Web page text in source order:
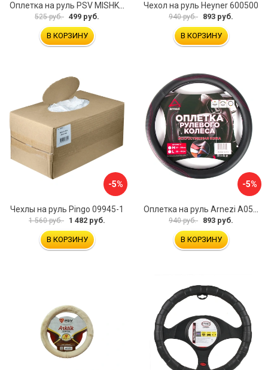
525 руб. 499 руб.
В КОРЗИНУ
Чехол на руль Heyner 600500
940 руб. 893 руб.
В КОРЗИНУ
-5%
Чехлы на руль Pingo 09945-1
1 560 руб. 1 482 руб.
В КОРЗИНУ
-5%
940 руб. 893 руб.
В КОРЗИНУ